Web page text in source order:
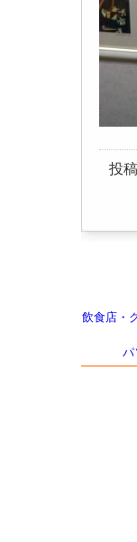
投
飲食店・
パ